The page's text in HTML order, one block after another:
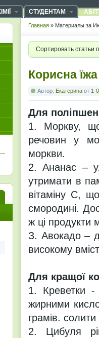
СТУДЕНТАМ
Главная » Материалы за
Сортировать статьи
Корисна їжа
Автор: Екатерина от 1-
Для
1. Моркву,
речовин у
моркви.
2. Ананас –
утримати в
вітаміну С,
смородині.
ж ці продукти
З. Авокадо –
високому
Для кращої
1. Креветки -
жирними
грамів. солити
2. Цибуля